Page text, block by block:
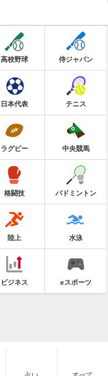
高校野球 侍ジャパン
日本代表 テニス
ラグビー 中央競馬
格闘技 バドミントン
陸上 水泳
ビジネス eスポーツ